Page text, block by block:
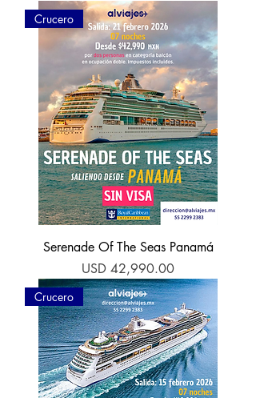
Crucero
Serenade Of The Seas Panamá
Precio
USD 42,990.00
Crucero